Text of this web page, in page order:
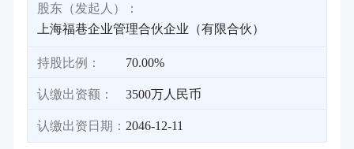
股东（发起人）：
上海福巷企业管理合伙企业（有限合伙）
持股比例： 70.00%
认缴出资额： 3500万人民币
认缴出资日期： 2046-12-11